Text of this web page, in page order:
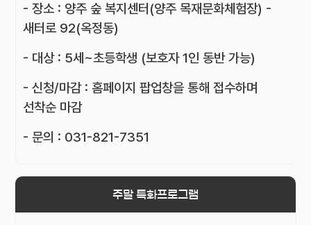
- 장소 : 양주 숲 복지센터(양주 목재문화체험장) -
새터로 92(옥정동)
- 대상 : 5세~초등학생 (보호자 1인 동반 가능)
- 신청/마감 : 홈페이지 팝업창을 통해 접수하며
선착순 마감
- 문의 : 031-821-7351
주말 특화프로그램